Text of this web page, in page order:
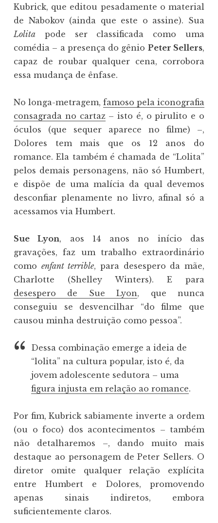
Kubrick, que editou pesadamente o material
de Nabokov (ainda que este o assine). Sua
Lolita pode ser classificada como uma
comédia – a presença do gênio Peter Sellers,
capaz de roubar qualquer cena, corrobora
essa mudança de ênfase.
No longa-metragem, famoso pela iconografia
consagrada no cartaz – isto é, o pirulito e o
óculos (que sequer aparece no filme) –,
Dolores tem mais que os 12 anos do
romance. Ela também é chamada de “Lolita”
pelos demais personagens, não só Humbert,
e dispõe de uma malícia da qual devemos
desconfiar plenamente no livro, afinal só a
acessamos via Humbert.
Sue Lyon, aos 14 anos no início das
gravações, faz um trabalho extraordinário
como enfant terrible, para desespero da mãe,
Charlotte (Shelley Winters). E para
desespero de Sue Lyon, que nunca
conseguiu se desvencilhar “do filme que
causou minha destruição como pessoa”.
Dessa combinação emerge a ideia de
“lolita” na cultura popular, isto é, da
jovem adolescente sedutora – uma
figura injusta em relação ao romance.
Por fim, Kubrick sabiamente inverte a ordem
(ou o foco) dos acontecimentos – também
não detalharemos –, dando muito mais
destaque ao personagem de Peter Sellers. O
diretor omite qualquer relação explícita
entre Humbert e Dolores, promovendo
apenas sinais indiretos, embora
suficientemente claros.